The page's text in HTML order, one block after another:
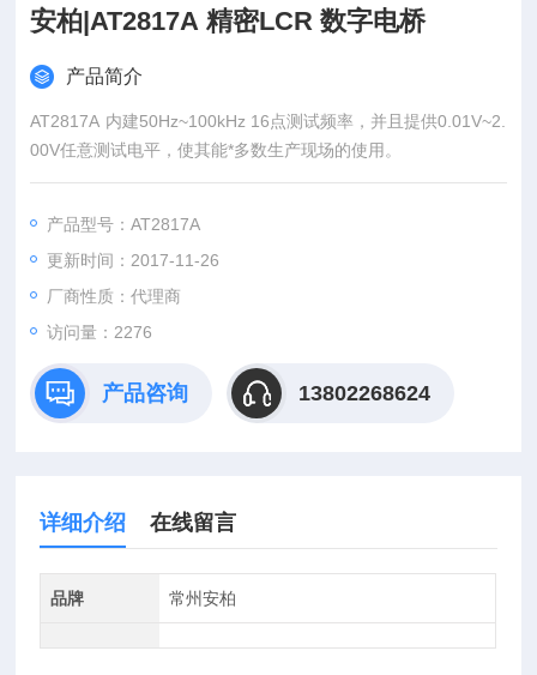
安柏|AT2817A 精密LCR 数字电桥
产品简介
AT2817A 内建50Hz~100kHz 16点测试频率，并且提供0.01V~2.
00V任意测试电平，使其能*多数生产现场的使用。
产品型号：AT2817A
更新时间：2017-11-26
厂商性质：代理商
访问量：2276
产品咨询 13802268624
详细介绍 在线留言
品牌 常州安柏